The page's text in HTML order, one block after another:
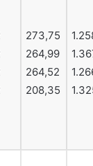
273,75
264,99
264,52
208,35